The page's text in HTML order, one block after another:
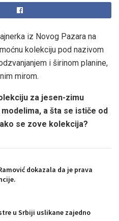
iz Novog Pazara na
kolekciju pod nazivom
i širinom planine,
mirom.
za jesen-zimu
a šta se ističe od
se zove kolekcija?
dokazala da je prava
u Srbiji uslikane zajedno